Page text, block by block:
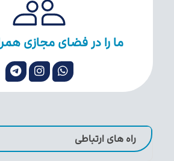
ما را در فضای مجازی
راه های ارتباطی